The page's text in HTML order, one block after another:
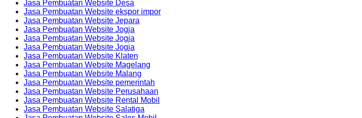
Jasa Pembuatan Website Desa
Jasa Pembuatan Website ekspor impor
Jasa Pembuatan Website Jepara
Jasa Pembuatan Website Jogja
Jasa Pembuatan Website Jogja
Jasa Pembuatan Website Jogja
Jasa Pembuatan Website Klaten
Jasa Pembuatan Website Magelang
Jasa Pembuatan Website Malang
Jasa Pembuatan Website pemerintah
Jasa Pembuatan Website Perusahaan
Jasa Pembuatan Website Rental Mobil
Jasa Pembuatan Website Salatiga